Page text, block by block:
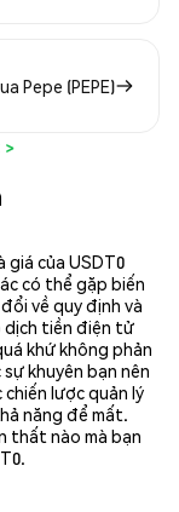
Pepe (PEPE)
của USDT0
có thể gặp biến
về quy định và
dịch tiền điện tử
khứ không phản
khuyên bạn nên
lược quản lý
năng để mất.
thất nào mà bạn